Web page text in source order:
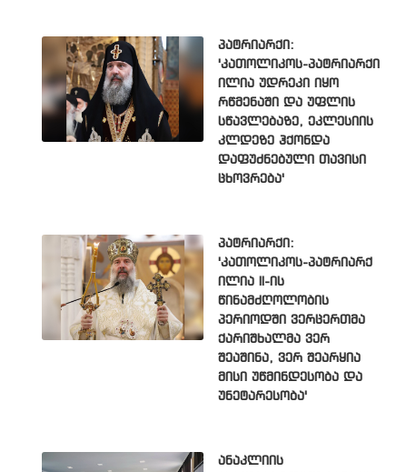
პატრიარქი:
'კათოლიკოს-პატრიარქი
ილია უდრეკი იყო
რწმენაში და უფლის
სწავლებაზე, ეკლესიის
კლდეზე ჰქონდა
დაფუძნებული თავისი
ცხოვრება'
პატრიარქი:
'კათოლიკოს-პატრიარქ
ილია II-ის
წინამძღოლობის
პერიოდში ვერცერთმა
ქარიშხალმა ვერ
შეაშინა, ვერ შეარყია
მისი უწმინდესობა და
უნეტარესობა'
ანაკლიის